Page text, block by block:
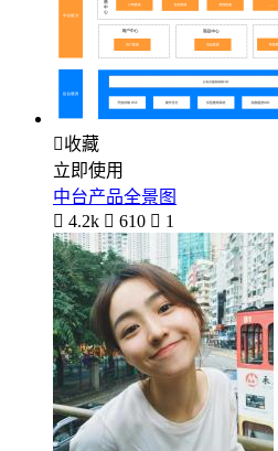
收藏
立即使用
中台产品全景图
 4.2k  610  1